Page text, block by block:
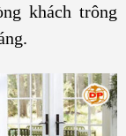
khách trông